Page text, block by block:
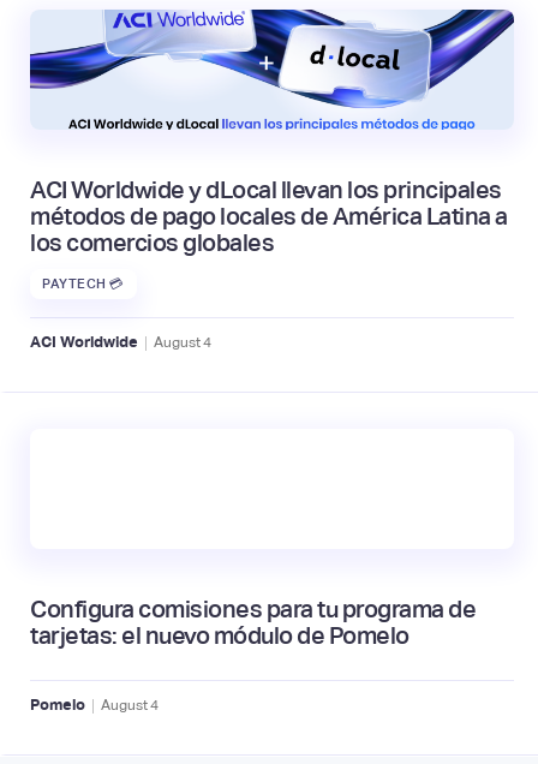
ACI Worldwide y dLocal llevan los principales
métodos de pago locales de América Latina a
los comercios globales
PAYTECH 💳
ACI Worldwide | August4
Configura comisiones para tu programa de
tarjetas: el nuevo módulo de Pomelo
Pomelo | August4